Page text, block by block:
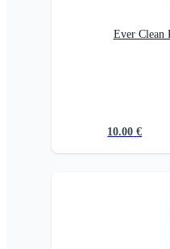
Ever Clean
10.00 €